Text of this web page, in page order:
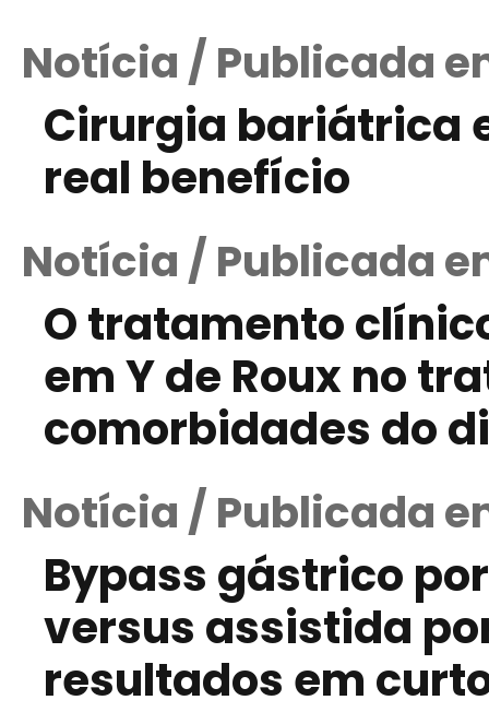
Notícia / Publicada
Cirurgia bariátrica
real benefício
Notícia / Publicada
O tratamento
em Y de Roux no
comorbidades do
Notícia / Publicada
Bypass gástrico
versus assistida
resultados em